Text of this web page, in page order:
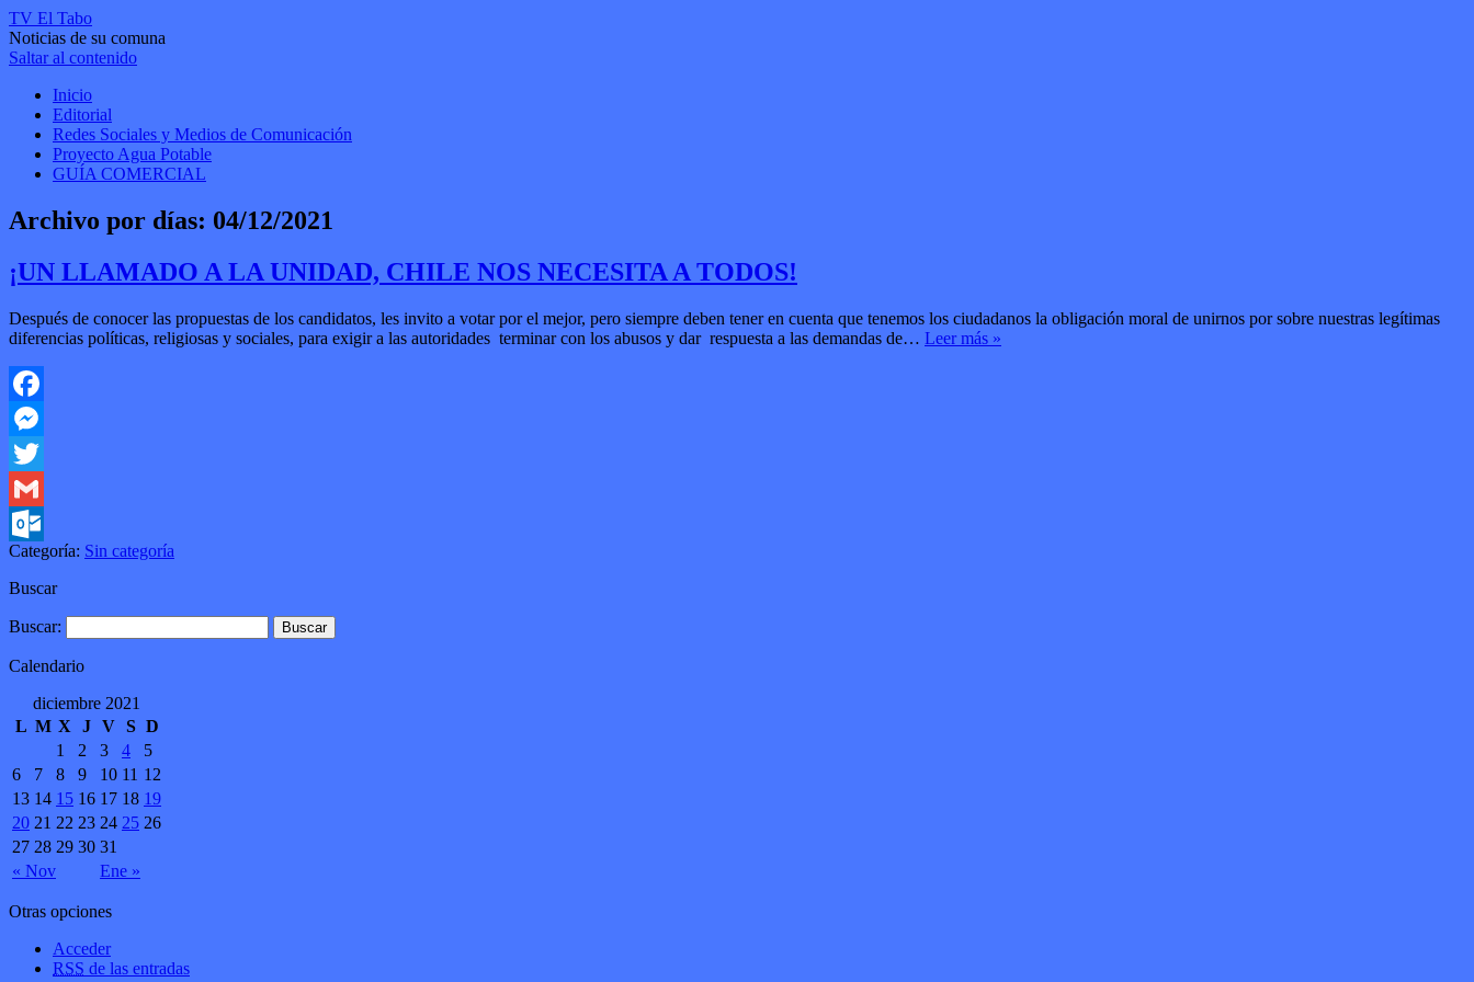
TV El Tabo
Noticias de su comuna
Saltar al contenido
Inicio
Editorial
Redes Sociales y Medios de Comunicación
Proyecto Agua Potable
GUÍA COMERCIAL
Archivo por días: 04/12/2021
¡UN LLAMADO A LA UNIDAD, CHILE NOS NECESITA A TODOS!
Después de conocer las propuestas de los candidatos, les invito a votar por el mejor, pero siempre deben tener en cuenta que tenemos los ciudadanos la obligación moral de unirnos por sobre nuestras legítimas
diferencias políticas, religiosas y sociales, para exigir a las autoridades terminar con los abusos y dar respuesta a las demandas de… Leer más »
Facebook
Messenger
Twitter
Gmail
Outlook.com
Categoría: Sin categoría
Buscar
Buscar:
Calendario
diciembre 2021
L M X J V S D
« Nov Ene »
1 2 3 4
5
6
7 8 9 10 11 12
13 14 15 16 17 18 19
20 21 22 23 24 25 26
27 28 29 30 31
Otras opciones
Acceder
RSS de las entradas